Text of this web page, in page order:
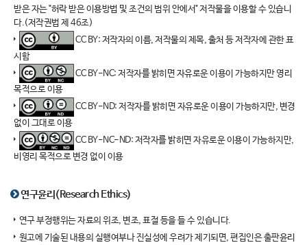
받은 자는 "허락 받은 이용방법 및 조건의 범위 안에서" 저작물을 이용할 수 있습니
다.(저작권법 제 46조)
CC BY: 저작자의 이름, 저작물의 제목, 출처 등 저작자에 관한 표
시함
CC BY-NC: 저작자를 밝히면 자유로운 이용이 가능하지만 영리
목적으로 이용
CC BY-ND: 저작자를 밝히면 자유로운 이용이 가능하지만, 변경
없이 그대로 이용
CC BY-NC-ND: 저작자를 밝히면 자유로운 이용이 가능하지만,
비영리 목적으로 변경 없이 이용
연구윤리(Research Ethics)
연구 부정행위는 자료의 위조, 변조, 표절 등을 들 수 있습니다.
원고에 기술된 내용의 실행여부나 진실성에 우려가 제기되면, 편집인은 출판윤리